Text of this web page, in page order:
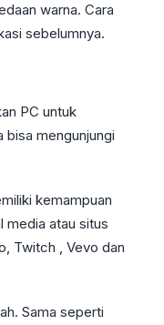
warna. Cara
sebelumnya.
PC untuk
mengunjungi
kemampuan
media atau situs
Twitch , Vevo dan
Sama seperti